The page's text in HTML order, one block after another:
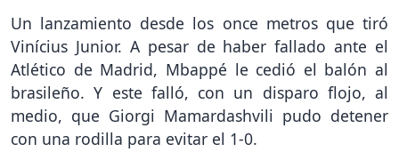
Un lanzamiento desde los once metros que tiró
Vinícius Junior. A pesar de haber fallado ante el
Atlético de Madrid, Mbappé le cedió el balón al
brasileño. Y este falló, con un disparo flojo, al
medio, que Giorgi Mamardashvili pudo detener
con una rodilla para evitar el 1-0.